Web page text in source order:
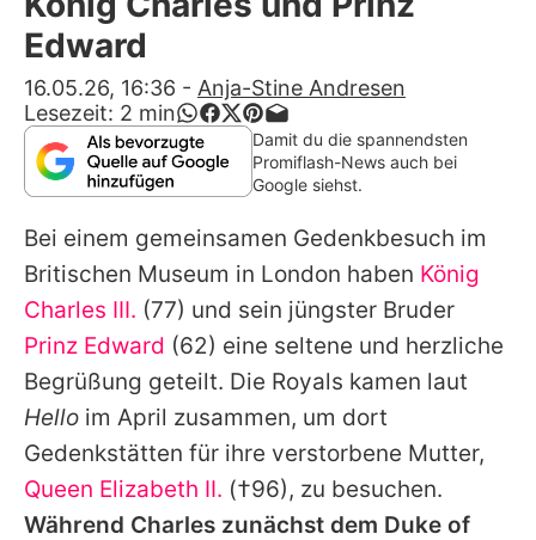
Filme & Serien
Lifestyle
Familie & Liebe
Promiflash Exklusiv
Alle Themen auf Promiflash
Jobs
App runterladen
Team
Redaktionelle Richtlinien
Impressum
Edward
16.05.26, 16:36 - Anja-Stine Andresen
Lesezeit: 2 min
Damit du die spannendsten
Promiflash-News auch bei
Google siehst.
Bei einem gemeinsamen Gedenkbesuch im
Britischen Museum in London haben König
Charles III. (77) und sein jüngster Bruder
Prinz Edward (62) eine seltene und herzliche
Begrüßung geteilt. Die Royals kamen laut
Hello im April zusammen, um dort
Gedenkstätten für ihre verstorbene Mutter,
Queen Elizabeth II. (†96), zu besuchen.
Während Charles zunächst dem Duke of